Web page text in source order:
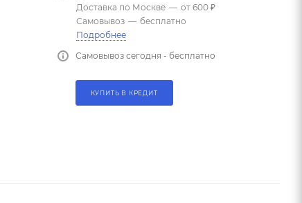
Доставка по Москве — от 600 ₽
Самовывоз — бесплатно
Подробнее
Самовывоз сегодня - бесплатно
КУПИТЬ В КРЕДИТ